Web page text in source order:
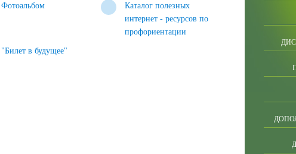
Фотоальбом
Каталог полезных
интернет - ресурсов по
профориентации
"Билет в будущее"